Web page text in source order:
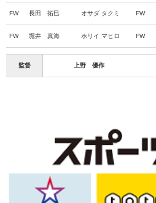
FW 長田 拓巳 オサダ タクミ FW
FW 堀井 真海 ホリイ マヒロ FW
監督 上野 優作